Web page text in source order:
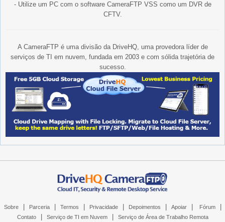
- Utilize um PC com o software CameraFTP VSS como um DVR de
CFTV.
A CameraFTP é uma divisão da DriveHQ, uma provedora líder de
serviços de TI em nuvem, fundada em 2003 e com sólida trajetória de
sucesso.
Sobre | Parceria | Termos | Privacidade | Depoimentos | Apoiar | Fórum |
Contato | Serviço de TI em Nuvem | Serviço de Área de Trabalho Remota